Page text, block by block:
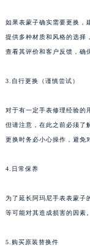
如果表蒙子确实需要更换，
提供多种材质和风格的选择
查看其评价和客户反馈，确
3.自行更换（谨慎尝试）
对于有一定手表修理经验的
但请注意，在此之前必须了
更换时务必小心操作，避免
4.日常保养
为了延长阿玛尼手表表蒙子
等可能对其造成损害的因素
5.购买原装替换件